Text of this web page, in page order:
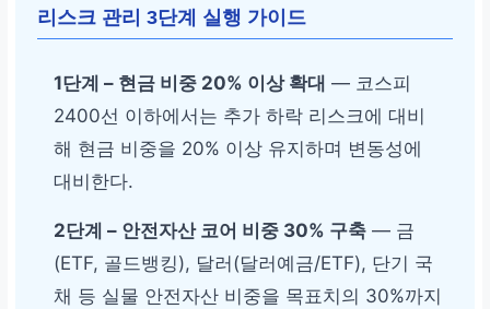
리스크 관리 3단계 실행 가이드
1단계 – 현금 비중 20% 이상 확대 — 코스피
2400선 이하에서는 추가 하락 리스크에 대비
해 현금 비중을 20% 이상 유지하며 변동성에
대비한다.
2단계 – 안전자산 코어 비중 30% 구축 — 금
(ETF, 골드뱅킹), 달러(달러예금/ETF), 단기 국
채 등 실물 안전자산 비중을 목표치의 30%까지